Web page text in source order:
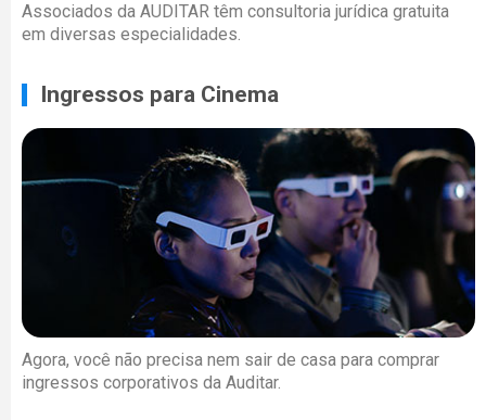
Associados da AUDITAR têm consultoria jurídica gratuita
em diversas especialidades.
Ingressos para Cinema
Agora, você não precisa nem sair de casa para comprar
ingressos corporativos da Auditar.